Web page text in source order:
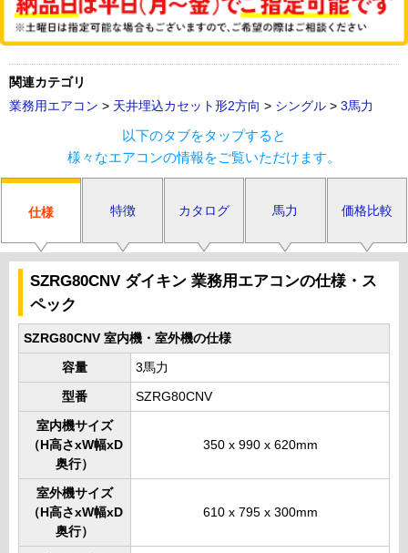
関連カテゴリ
業務用エアコン > 天井埋込カセット形2方向 > シングル > 3馬力
以下のタブをタップすると
様々なエアコンの情報をご覧いただけます。
仕様 特徴 カタログ 馬力 価格比較
SZRG80CNV ダイキン 業務用エアコンの仕様・ス
ペック
SZRG80CNV 室内機・室外機の仕様
容量 3馬力
型番 SZRG80CNV
室内機サイズ
（H高さxW幅xD
奥行）
350 x 990 x 620mm
室外機サイズ
（H高さxW幅xD
奥行）
610 x 795 x 300mm